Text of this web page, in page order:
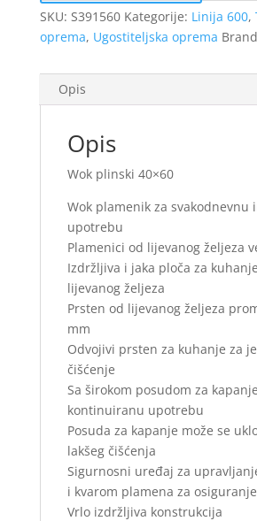
SKU: S391560 Kategorije: Linija 600,
oprema, Ugostiteljska oprema
Opis
Opis
Wok plinski 40×60
Wok plamenik za svakodnevnu
upotrebu
Plamenici od lijevanog željeza
Izdržljiva i jaka ploča za
lijevanog željeza
Prsten od lijevanog željeza
mm
Odvojivi prsten za kuhanje za
čišćenje
Sa širokom posudom za
kontinuiranu upotrebu
Posuda za kapanje može se
lakšeg čišćenja
Sigurnosni uređaj za
i kvarom plamena za
Vrlo izdržljiva konstrukcija